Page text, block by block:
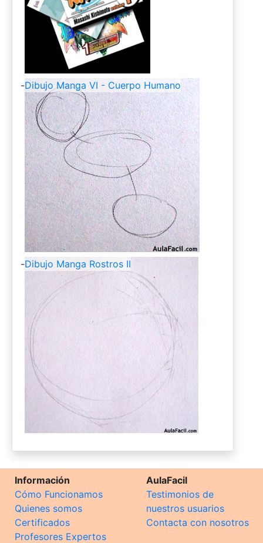
-Dibujo Manga VI - Cuerpo Humano
-Dibujo Manga Rostros II
Información
Cómo Funcionamos
Quienes somos
Certificados
Profesores Expertos
AulaFacil
Testimonios de
nuestros usuarios
Contacta con nosotros